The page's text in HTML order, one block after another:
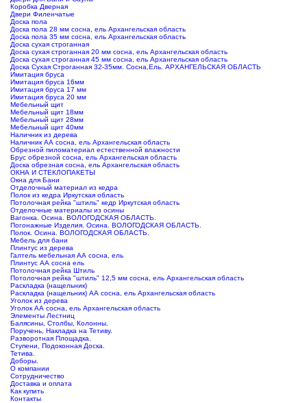
Коробка Дверная
Двери Филенчатые
Доска пола
Доска пола 28 мм сосна, ель Архангельская область
Доска пола 35 мм сосна, ель Архангельская область
Доска сухая строганная
Доска сухая строганная 20 мм сосна, ель Архангельская область
Доска сухая строганная 45 мм сосна, ель Архангельская область
Доска Сухая Строганная 32-35мм. Сосна,Ель. АРХАНГЕЛЬСКАЯ ОБЛАСТЬ
Имитация бруса
Имитация бруса 16мм
Имитация бруса 17 мм
Имитация бруса 20 мм
Мебельный щит
Мебельный щит 18мм
Мебельный щит 28мм
Мебельный щит 40мм
Наличник из дерева
Наличник АА сосна, ель Архангельская область
Обрезной пиломатериал естественной влажности
Брус обрезной сосна, ель Архангельская область
Доска обрезная сосна, ель Архангельская область
ОКНА И СТЕКЛОПАКЕТЫ
Окна для Бани
Отделочный материал из кедра
Полок из кедра Иркутская область
Потолочная рейка "штиль" кедр Иркутская область
Отделочные материалы из осины
Вагонка. Осина. ВОЛОГОДСКАЯ ОБЛАСТЬ.
Погонажные Изделия. Осина. ВОЛОГОДСКАЯ ОБЛАСТЬ.
Полок. Осина. ВОЛОГОДСКАЯ ОБЛАСТЬ.
Мебель для бани
Плинтус из дерева
Галтель мебельная АА сосна, ель
Плинтус АА сосна ель
Потолочная рейка Штиль
Потолочная рейка "штиль" 12,5 мм сосна, ель Архангельская область
Раскладка (нащельник)
Раскладка (нащельник) АА сосна, ель Архангельская область
Уголок из дерева
Уголок АА сосна, ель Архангельская область
Элементы Лестниц
Балясины, Столбы, Колонны.
Поручень, Накладка на Тетиву.
Разворотная Площадка.
Ступени, Подоконная Доска.
Тетива.
Доборы.
О компании
Сотрудничество
Доставка и оплата
Как купить
Контакты